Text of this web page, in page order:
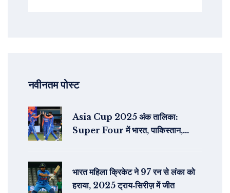
नवीनतम पोस्ट
Asia Cup 2025 अंक तालिका:
Super Four में भारत, पाकिस्तान,
भारत महिला क्रिकेट ने 97 रन से लंका को
हराया, 2025 ट्राय‑सिरीज़ में जीत